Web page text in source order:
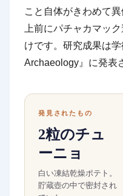
こと自体がきわめて
上前にパチャカマッ
けです。研究成果は
Archaeology』に発表
発見されたもの
2粒のチュ
ーニョ
白い凍結乾燥ポテト。
貯蔵壺の中で密封され